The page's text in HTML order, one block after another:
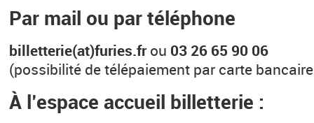
Par mail ou par téléphone
billetterie(at)furies.frou 03 26 65 90 06
(possibilité de télépaiement par carte
À l’espace accueil billetterie :